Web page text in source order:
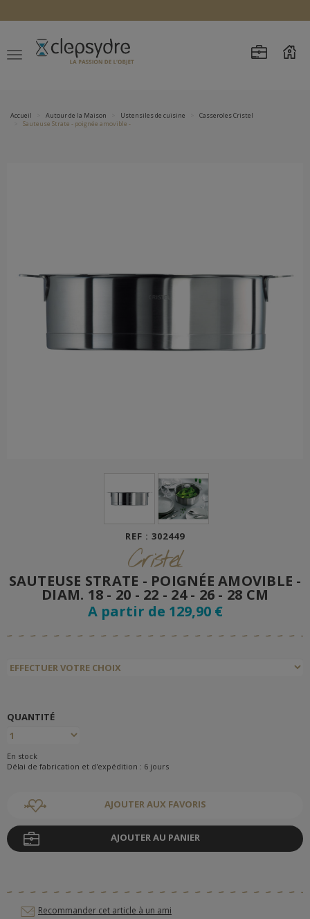
Accueil Autour de la Maison Ustensiles de cuisine
Casseroles Cristel
Sauteuse Strate - poignée amovible -
REF : 302449
Cristel
SAUTEUSE STRATE - POIGNÉE AMOVIBLE -
DIAM. 18 - 20 - 22 - 24 - 26 - 28 CM
A partir de 129,90 €
QUANTITÉ
En stock
Délai de fabrication et d'expédition : 6 jours
AJOUTER AUX FAVORIS
AJOUTER AU PANIER
Recommander cet article à un ami